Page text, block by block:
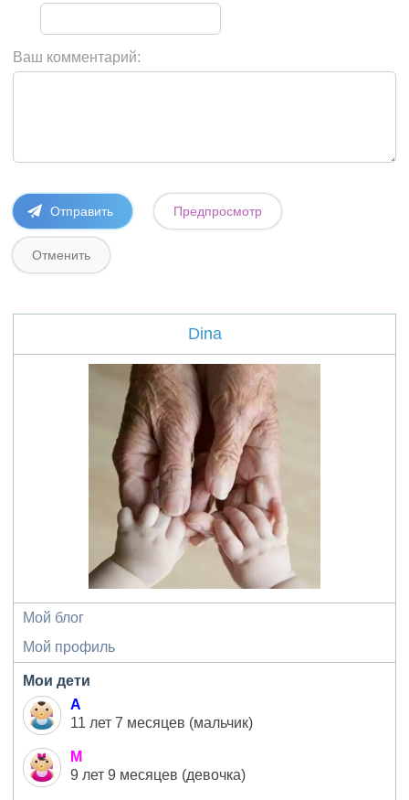
Ваш комментарий:
Dina
Мой блог
Мой профиль
Мои дети
А
11 лет 7 месяцев (мальчик)
М
9 лет 9 месяцев (девочка)